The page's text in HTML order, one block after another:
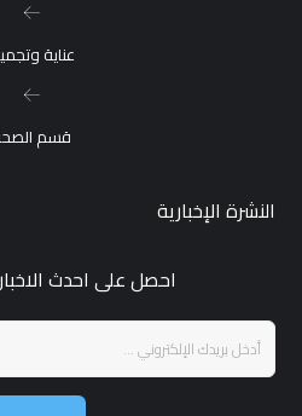
عناية
قسم
النشرة الإخبارية
احصل على احدث